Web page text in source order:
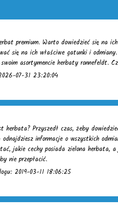
premium. Warto dowiedzieć się na
się na ich właściwe gatunki i
asortymencie herbaty ronnefeldt.
07-31 23:20:04
herbata? Przyszedł czas, żeby
odnajdziesz informacje o wszystkich
jakie cechy posiada zielona herbata,
nie przepłacić.
2019-03-11 18:06:25